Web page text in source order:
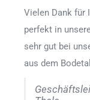
Vielen Dank für
perfekt in
sehr gut bei
aus dem